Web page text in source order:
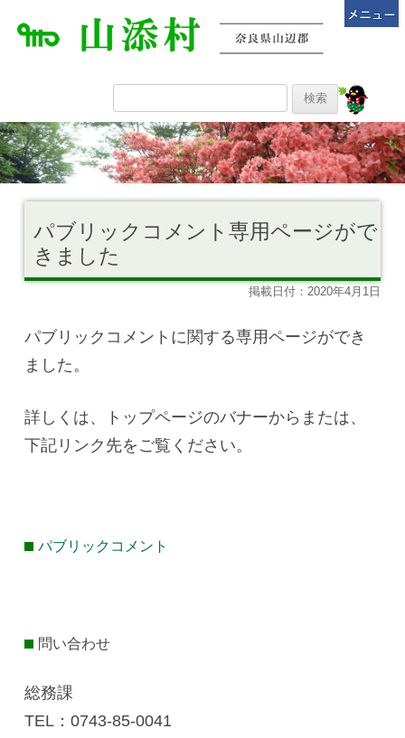
パブリックコメント専用ページがで
きました
掲載日付：2020年4月1日
パブリックコメントに関する専用ページができ
ました。
詳しくは、トップページのバナーからまたは、
下記リンク先をご覧ください。
パブリックコメント
問い合わせ
総務課
TEL：0743-85‐0041